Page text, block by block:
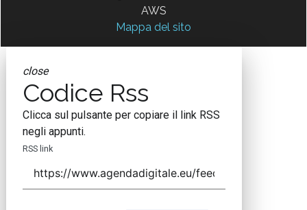
AWS
Mappa del sito
close
Codice Rss
Clicca sul pulsante per copiare il link RSS
negli appunti.
RSS link